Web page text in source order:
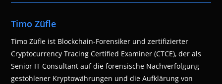
Timo Züfle
Timo Züfle ist Blockchain-Forensiker und zertifizierter
Cryptocurrency Tracing Certified Examiner (CTCE), der als
Senior IT Consultant auf die forensische Nachverfolgung
gestohlener Kryptowährungen und die Aufklärung von